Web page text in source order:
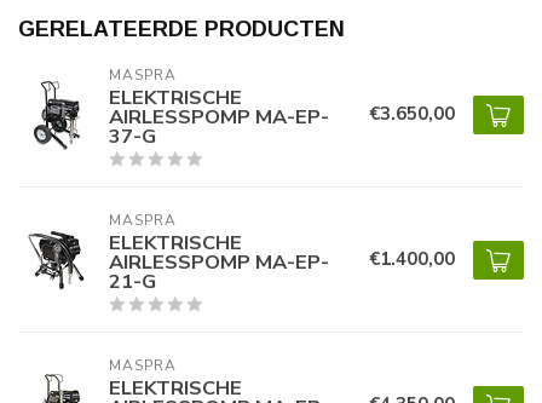
GERELATEERDE PRODUCTEN
MASPRA
ELEKTRISCHE
AIRLESSPOMP MA-EP-
37-G
€3.650,00
MASPRA
ELEKTRISCHE
AIRLESSPOMP MA-EP-
21-G
€1.400,00
MASPRA
ELEKTRISCHE